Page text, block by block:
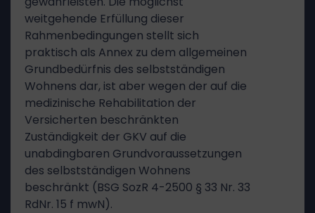
weitgehende Erfüllung dieser
Rahmenbedingungen stellt sich
praktisch als Annex zu dem allgemeinen
Grundbedürfnis des selbstständigen
Wohnens dar, ist aber wegen der auf die
medizinische Rehabilitation der
Versicherten beschränkten
Zuständigkeit der GKV auf die
unabdingbaren Grundvoraussetzungen
des selbstständigen Wohnens
beschränkt (BSG SozR 4-2500 § 33 Nr. 33
RdNr. 15 f mwN).